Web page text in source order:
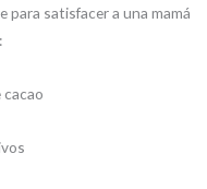
para satisfacer a una mamá